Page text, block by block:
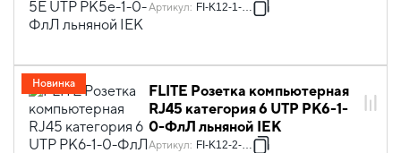
Артикул: FI-K12-1-K88
FLITE Розетка компьютерная
RJ45 категория 6 UTP РК6-1-
0-ФлЛ льняной IEK
Артикул: FI-K12-2-K88
Новинка